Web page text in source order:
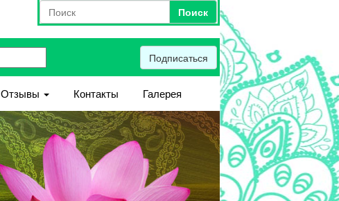
Форма поиска
Поиск
Поиск
Подписаться
Отзывы Контакты Галерея